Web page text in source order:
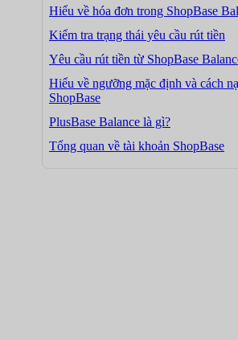
Hiểu về hóa đơn trong ShopBase
Kiểm tra trạng thái yêu cầu rút tiền
Yêu cầu rút tiền từ ShopBase
Hiểu về ngưỡng mặc định và cách
ShopBase
PlusBase Balance là gì?
Tổng quan về tài khoản ShopBase